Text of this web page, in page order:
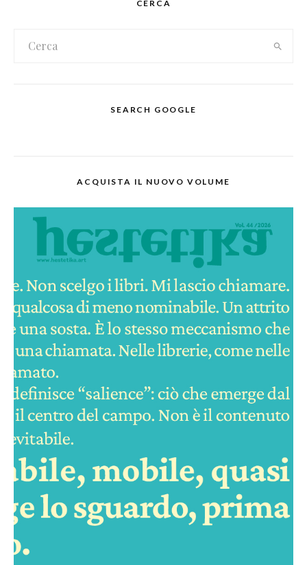
CERCA
SEARCH GOOGLE
ACQUISTA IL NUOVO VOLUME